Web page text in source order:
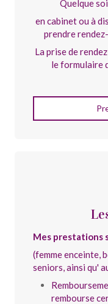
Quelque
en cabinet ou à
prendre
La prise de
le formulaire
Mes prestations
(femme enceinte,
seniors, ainsi qu'
rembourse